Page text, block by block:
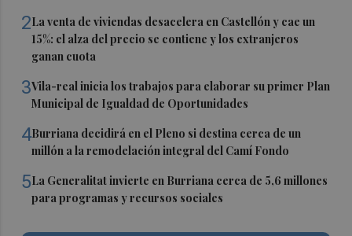
2La venta de viviendas desacelera en Castellón y cae un
15%: el alza del precio se contiene y los extranjeros
ganan cuota
3Vila-real inicia los trabajos para elaborar su primer Plan
Municipal de Igualdad de Oportunidades
4Burriana decidirá en el Pleno si destina cerca de un
millón a la remodelación integral del Camí Fondo
5La Generalitat invierte en Burriana cerca de 5,6 millones
para programas y recursos sociales